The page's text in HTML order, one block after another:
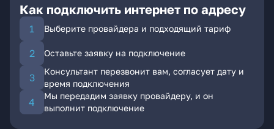
Как подключить интернет по адресу
Выберите провайдера и подходящий тариф
Оставьте заявку на подключение
Консультант перезвонит вам, согласует дату и
время подключения
Мы передадим заявку провайдеру, и он
выполнит подключение